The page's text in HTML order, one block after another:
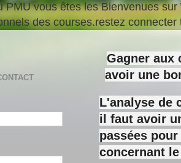
PMU vous êtes les Bienvenues
des courses.restez
Gagner aux
avoir une
L'analyse de
il faut avoir
passées
concernant